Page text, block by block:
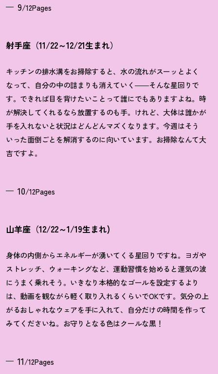
9/12Pages
射手座（11/22～12/21生まれ）
キッチンの排水溝をお掃除すると、水の流れがスーッとよく
なって、自分の中の詰まりも消えていく――そんな星回りで
す。できれば目を背けたいことって誰にでもありますよね。時
が解決してくれるなら放置するのも手。けれど、大体は誰かが
手を入れないと状況はどんどんマズくなります。今週はそう
いった面倒ごとを解消するのに向いています。お掃除なんて大
吉ですよ。
10/12Pages
山羊座（12/22～1/19生まれ)
身体の内側からエネルギーが湧いてくる星回りですね。ヨガや
ストレッチ、ウォーキングなど、運動習慣を始めると運気の波
にうまく乗れそう。いきなり本格的なゴールを設定するより
は、動画を観ながら軽く取り入れるくらいでOKです。気分の上
がるおしゃれなウェアを手に入れて、自分だけの時間を作って
みてくださいね。お守りとなる色はクールな黒！
11/12Pages